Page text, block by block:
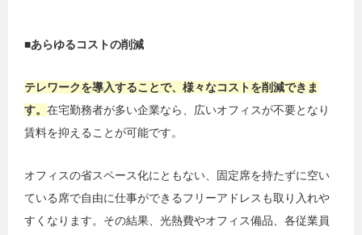
■あらゆるコストの削減
テレワークを導入することで、様々なコストを削減できま
す。 在宅勤務者が多い企業なら、広いオフィスが不要となり
賃料を抑えることが可能です。
オフィスの省スペース化にともない、固定席を持たずに空い
ている席で自由に仕事ができるフリーアドレスも取り入れや
すくなります。その結果、光熱費やオフィス備品、各従業員